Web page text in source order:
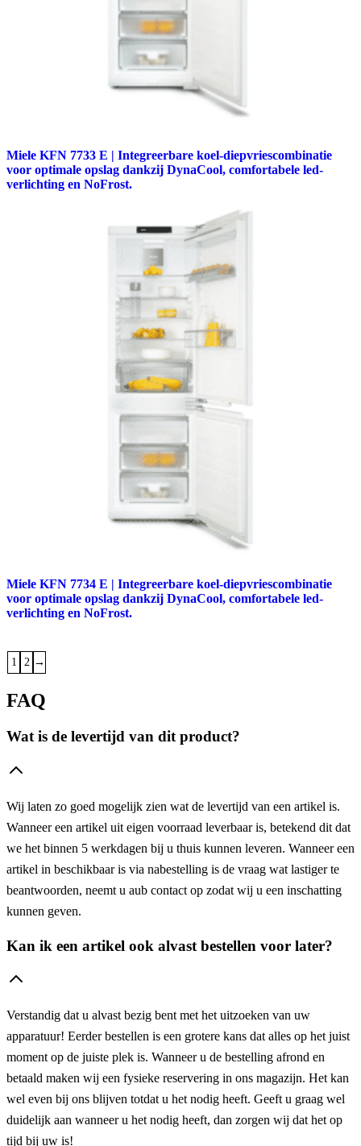
Miele KFN 7733 E | Integreerbare koel-diepvriescombinatie
voor optimale opslag dankzij DynaCool, comfortabele led-
verlichting en NoFrost.
Miele KFN 7734 E | Integreerbare koel-diepvriescombinatie
voor optimale opslag dankzij DynaCool, comfortabele led-
verlichting en NoFrost.
1 2 →
FAQ
Wat is de levertijd van dit product?
Wij laten zo goed mogelijk zien wat de levertijd van een artikel is.
Wanneer een artikel uit eigen voorraad leverbaar is, betekend dit dat
we het binnen 5 werkdagen bij u thuis kunnen leveren. Wanneer een
artikel in beschikbaar is via nabestelling is de vraag wat lastiger te
beantwoorden, neemt u aub contact op zodat wij u een inschatting
kunnen geven.
Kan ik een artikel ook alvast bestellen voor later?
Verstandig dat u alvast bezig bent met het uitzoeken van uw
apparatuur! Eerder bestellen is een grotere kans dat alles op het juist
moment op de juiste plek is. Wanneer u de bestelling afrond en
betaald maken wij een fysieke reservering in ons magazijn. Het kan
wel even bij ons blijven totdat u het nodig heeft. Geeft u graag wel
duidelijk aan wanneer u het nodig heeft, dan zorgen wij dat het op
tijd bij uw is!